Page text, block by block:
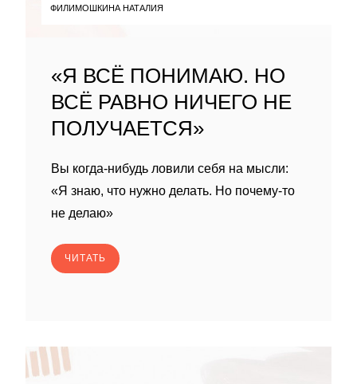
ФИЛИМОШКИНА НАТАЛИЯ
«Я ВСЁ ПОНИМАЮ. НО
ВСЁ РАВНО НИЧЕГО НЕ
ПОЛУЧАЕТСЯ»
Вы когда-нибудь ловили себя на мысли:
«Я знаю, что нужно делать. Но почему-то
не делаю»
ЧИТАТЬ